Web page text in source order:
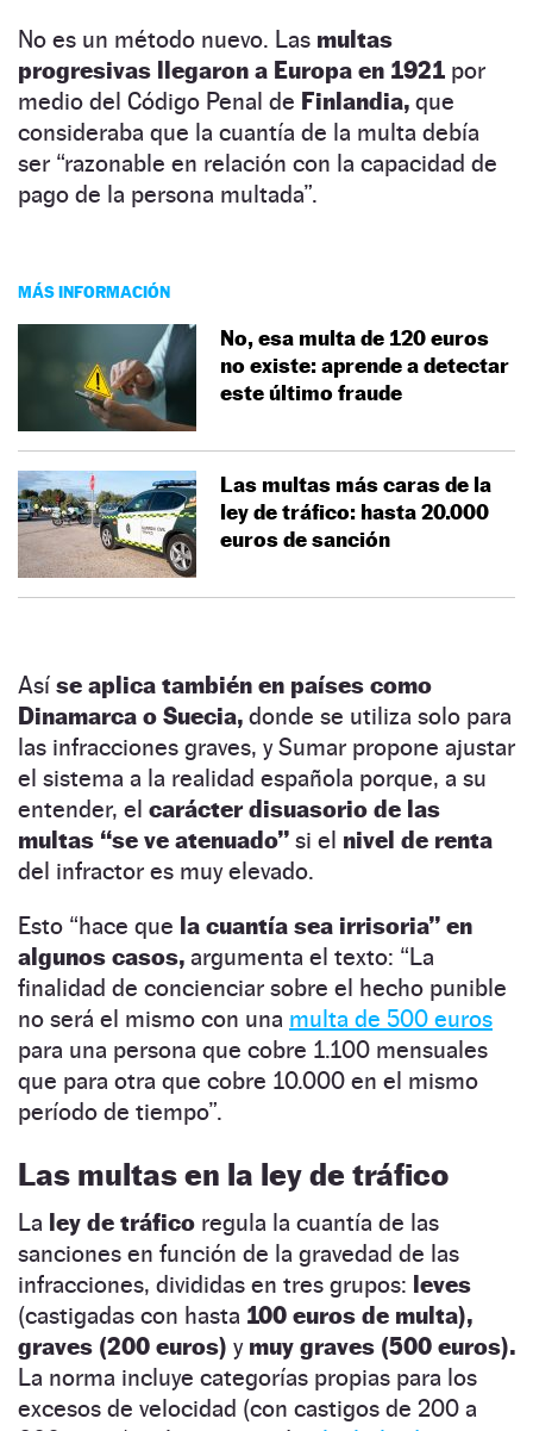
No es un método nuevo. Las multas
progresivas llegaron a Europa en 1921 por
medio del Código Penal de Finlandia, que
consideraba que la cuantía de la multa debía
ser “razonable en relación con la capacidad de
pago de la persona multada”.
MÁS INFORMACIÓN
No, esa multa de 120 euros
no existe: aprende a detectar
este último fraude
Las multas más caras de la
ley de tráfico: hasta 20.000
euros de sanción
Así se aplica también en países como
Dinamarca o Suecia, donde se utiliza solo para
las infracciones graves, y Sumar propone ajustar
el sistema a la realidad española porque, a su
entender, el carácter disuasorio de las
multas “se ve atenuado” si el nivel de renta
del infractor es muy elevado.
Esto “hace que la cuantía sea irrisoria” en
algunos casos, argumenta el texto: “La
finalidad de concienciar sobre el hecho punible
no será el mismo con una multa de 500 euros
para una persona que cobre 1.100 mensuales
que para otra que cobre 10.000 en el mismo
período de tiempo”.
Las multas en la ley de tráfico
La ley de tráfico regula la cuantía de las
sanciones en función de la gravedad de las
infracciones, divididas en tres grupos: leves
(castigadas con hasta 100 euros de multa),
graves (200 euros) y muy graves (500 euros).
La norma incluye categorías propias para los
excesos de velocidad (con castigos de 200 a